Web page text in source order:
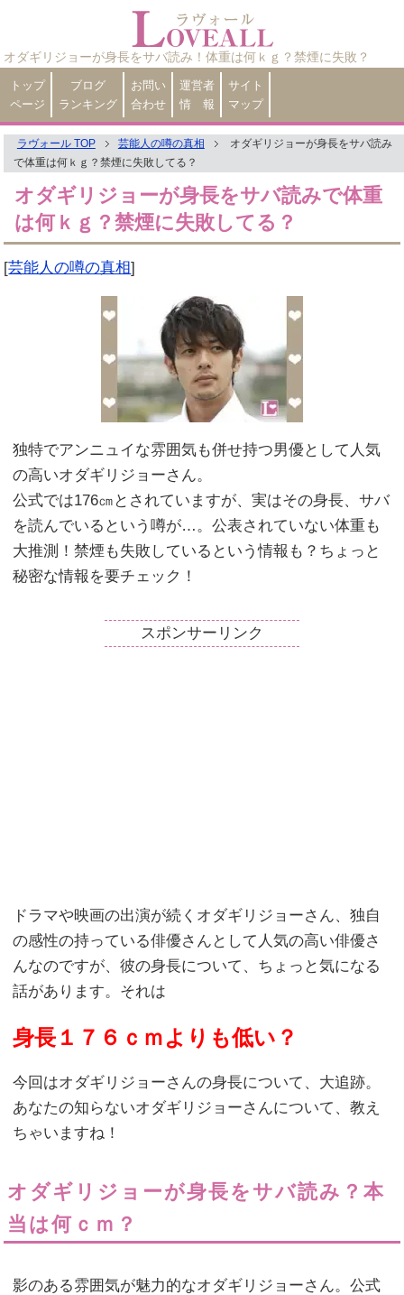
オダギリジョーが身長をサバ読み！体重は何ｋｇ？禁煙に失敗？
トップ
ページ
ブログ
ランキング
お問い
合わせ
運営者
情 報
サイト
マップ
ラヴォール TOP 芸能人の噂の真相
オダギリジョーが身長をサバ読み
で体重は何ｋｇ？禁煙に失敗してる？
オダギリジョーが身長をサバ読みで体重
は何ｋｇ？禁煙に失敗してる？
[芸能人の噂の真相]
独特でアンニュイな雰囲気も併せ持つ男優として人気
の高いオダギリジョーさん。
公式では176㎝とされていますが、実はその身長、サバ
を読んでいるという噂が…。公表されていない体重も
大推測！禁煙も失敗しているという情報も？ちょっと
秘密な情報を要チェック！
スポンサーリンク
ドラマや映画の出演が続くオダギリジョーさん、独自
の感性の持っている俳優さんとして人気の高い俳優さ
んなのですが、彼の身長について、ちょっと気になる
話があります。それは
身長１７６ｃｍよりも低い？
今回はオダギリジョーさんの身長について、大追跡。
あなたの知らないオダギリジョーさんについて、教え
ちゃいますね！
オダギリジョーが身長をサバ読み？本
当は何ｃｍ？
影のある雰囲気が魅力的なオダギリジョーさん。公式